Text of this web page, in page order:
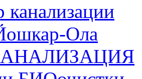
канализации
Ола